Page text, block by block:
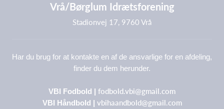
Vrå/Børglum Idrætsforening
Stadionvej 17, 9760 Vrå
Har du brug for at kontakte en af de ansvarlige for en afdeling,
finder du dem herunder.
VBI Fodbold | fodbold.vbi@gmail.com
VBI Håndbold | vbihaandbold@gmail.com